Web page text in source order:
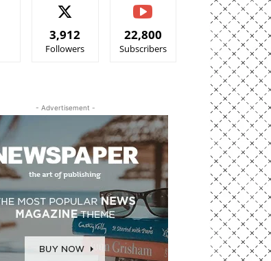
3,912
Followers
22,800
Subscribers
- Advertisement -